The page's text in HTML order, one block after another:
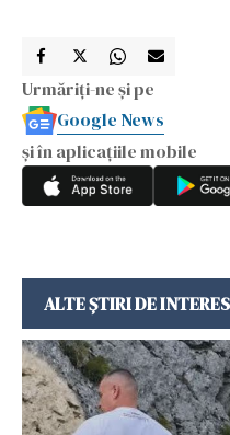
Urmăriți-ne și pe
Google News
și în aplicațiile mobile
ALTE ȘTIRI DE INTERES